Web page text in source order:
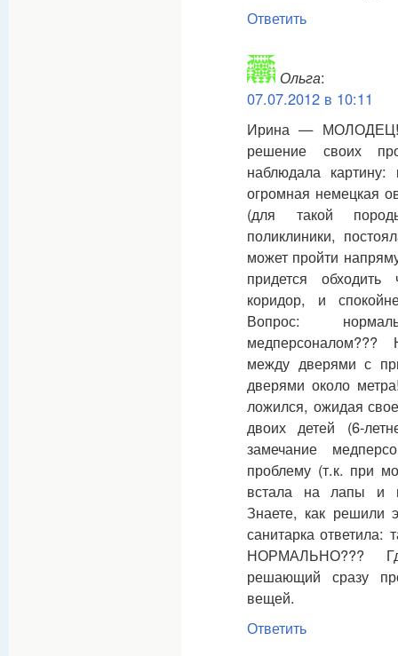
Ответить
Ольга:
07.07.2012 в 10:11
Ирина — МОЛОДЕЦ!!!
решение своих
наблюдала
огромная немецкая
(для такой
поликлиники,
может пройти
придется
коридор, и
Вопрос:
медперсоналом???
между дверями с
дверями около
ложился, ожидая
двоих детей (6-
замечание
проблему (т.к. при
встала на лапы и
Знаете, как решили
санитарка ответила:
НОРМАЛЬНО???
решающий сразу
вещей.
Ответить